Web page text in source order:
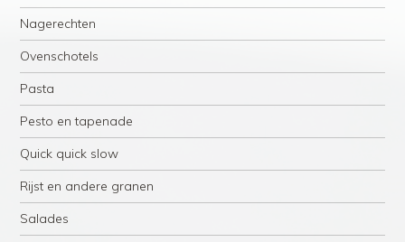
Nagerechten
Ovenschotels
Pasta
Pesto en tapenade
Quick quick slow
Rijst en andere granen
Salades